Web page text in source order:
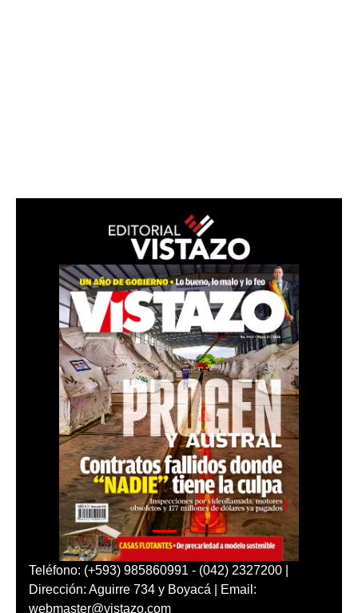
Teléfono: (+593) 985860991 - (042) 2327200 |
Dirección: Aguirre 734 y Boyacá | Email:
webmaster@vistazo.com